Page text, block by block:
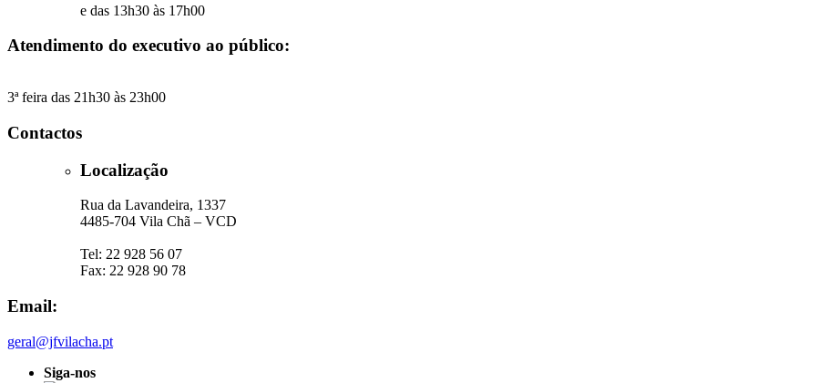
e das 13h30 às 17h00
Atendimento do executivo ao público:
3ª feira das 21h30 às 23h00
Contactos
Localização
Rua da Lavandeira, 1337
4485-704 Vila Chã – VCD
Tel: 22 928 56 07
Fax: 22 928 90 78
Email:
geral@jfvilacha.pt
Siga-nos